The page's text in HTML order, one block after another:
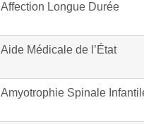
Affection Longue Durée
Aide Médicale de l’État
Amyotrophie Spinale